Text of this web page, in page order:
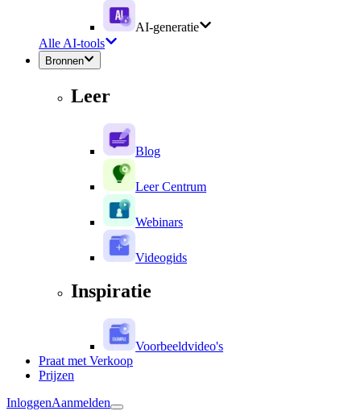
AI-generatie
Alle AI-tools
Bronnen
Leer
Blog
Leer Centrum
Webinars
Videogids
Inspiratie
Voorbeeldvideo's
Praat met Verkoop
Prijzen
InloggenAanmelden